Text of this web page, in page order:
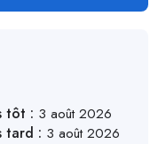
tôt : 3 août 2026
tard : 3 août 2026